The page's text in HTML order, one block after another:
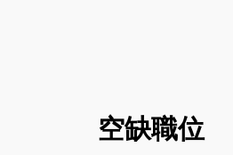
空缺職位